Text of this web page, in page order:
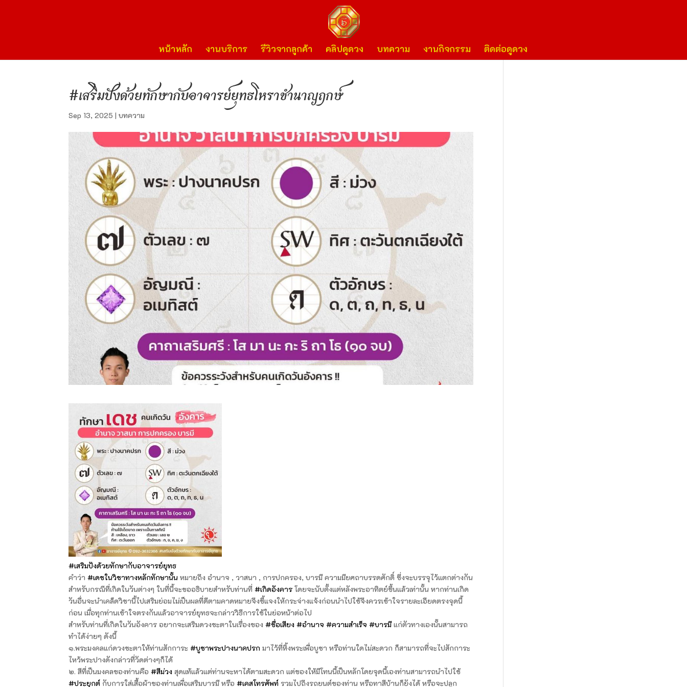
หน้าหลัก งานบริการ รีวิวจากลูกค้า คลิปดูดวง บทความ งานกิจกรรม ติดต่อดูดวง
#เสริมปังด้วยทักษากับอาจารย์ยุทธโหราชำนาญฤกษ์
Sep 13, 2025 |บทความ
#เสริมปังด้วยทักษากับอาจารย์ยุทธ
คำว่า#เดชในวิชาทางหลักทักษานั้น หมายถึง อำนาจ , วาสนา , การปกครอง, บารมี ความมียศถาบรรดศักดิ์ ซึ่งจะบรรจุไว้แตกต่างกัน
สำหรับกรณีที่เกิดในวันต่างๆ ในที่นี้จะขออธิบายสำหรับท่านที่#เกิดอังคาร โดยจะนับตั้งแต่หลังพระอาทิตย์ขึ้นแล้วเท่านั้น หากท่านเกิด
วันอื่นจะนำเคล็ดวิชานี้ไปเสริมย่อมไม่เป็นผลที่ดีตามคาดหมายจึงขี้แจงให้กระจ่างแจ้งก่อนนำไปใช้จึงควรเข้าใจรายละเอียดตรงจุดนี้
ก่อน เมื่อทุกท่านเข้าใจตรงกันแล้วอาจารย์ยุทธจะกล่าววิธีการใช้ในย่อหน้าต่อไป
สำหรับท่านที่เกิดในวันอังคาร อยากจะเสริมดวงชะตาในเรื่องของ#ชื่อเสียง #อำนาจ #ความสำเร็จ #บารมีแก่ตัวทางเองนั้นสามารถ
ทำได้ง่ายๆ ดังนี้
๑.พระมงคลแก่ดวงชะตาให้ท่านสักการะ#บูชาพระปางนาคปรก มาไว้ที่หิ้งพระเพื่อบูชา หรือท่านใดไม่สะดวก ก็สามารถที่จะไปสักการะ
ไหว้พระปางดังกล่าวที่วัดต่างๆก็ได้
๒. สีที่เป็นมงคลของท่านคือ#สีม่วง สุดแท้แล้วแต่ท่านจะหาได้ตามสะดวก แต่ของให้มีโทนนี้เป็นหลักโดยจุดนี้เองท่านสามารถนำไปใช้
#ประยุกต์ กับการใส่เสื้อผ้าของท่านเพื่อเสริมบารมี หรือ#เคสโทรศัพท์ รวมไปถึงรถยนต์ของท่าน หรือทาสีบ้านก็ยังได้ หรือจะปลูก